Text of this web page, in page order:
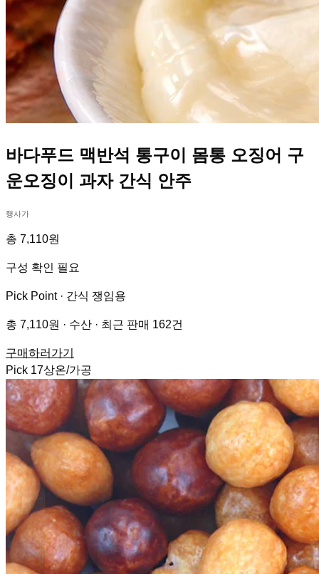
바다푸드 맥반석 통구이 몸통 오징어 구
운오징이 과자 간식 안주
행사가
총 7,110원
구성 확인 필요
Pick Point · 간식 쟁임용
총 7,110원 · 수산 · 최근 판매 162건
구매하러가기
Pick 17상온/가공